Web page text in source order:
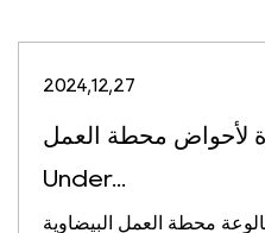
2024,12,27
لأحواض محطة العمل
Under...
محطة العمل البيضاوية